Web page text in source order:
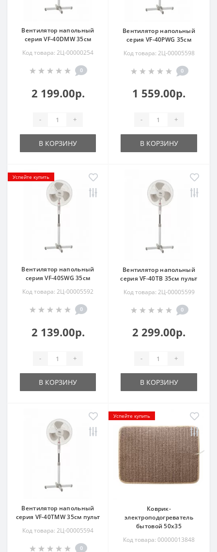
Вентилятор напольный
серия VF-40DMW 35см
Код товара: 2Ц-00000254
0
2 199.00р.
- +
В КОРЗИНУ
Вентилятор напольный
серия VF-40PWG 35см
Код товара: 2Ц-00005598
0
1 559.00р.
- +
В КОРЗИНУ
Успейте купить
Вентилятор напольный
серия VF-40SWG 35см
Код товара: 2Ц-00005592
0
2 139.00р.
- +
В КОРЗИНУ
Вентилятор напольный
серия VF-40TB 35см пульт
Код товара: 2Ц-00005599
0
2 299.00р.
- +
В КОРЗИНУ
Вентилятор напольный
серия VF-40TMW 35см пульт
Код товара: 2Ц-00005594
0
Успейте купить
Коврик-
электроподогреватель
бытовой 50х35
Код товара: 00000013848